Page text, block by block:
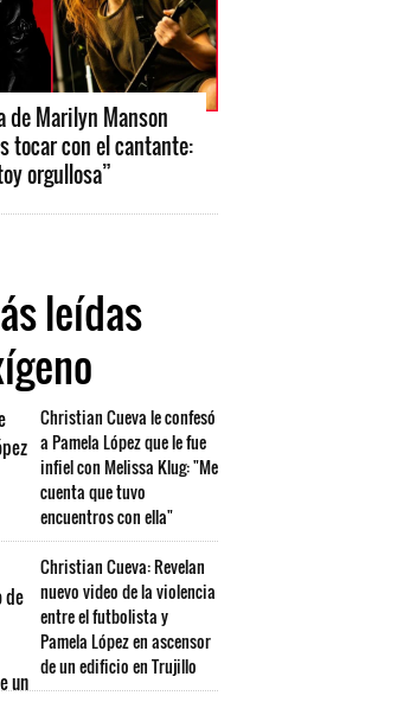
Marilyn Manson
tocar con el cantante:
orgullosa”
leídas
Christian Cueva le confesó
a Pamela López que le fue
infiel con Melissa Klug: "Me
cuenta que tuvo
encuentros con ella"
Christian Cueva: Revelan
nuevo video de la violencia
entre el futbolista y
Pamela López en ascensor
de un edificio en Trujillo